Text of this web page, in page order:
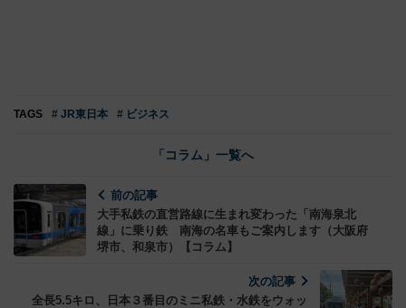
TAGS # JR東日本 # ビジネス
「コラム」一覧へ
前の記事
大手私鉄の直営路線に生まれ変わった「南海泉北
線」に乗り鉄 南海の名車もご案内します（大阪府
堺市、和泉市）【コラム】
次の記事
全長5.5キロ、日本３番目のミニ私鉄・水鉄をウォッ